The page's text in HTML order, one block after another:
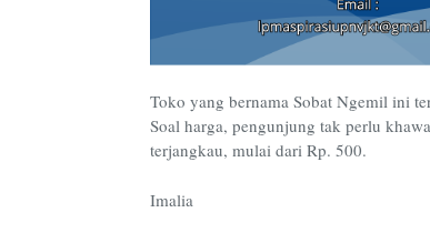
Toko yang bernama Sobat Ngemil ini
Soal harga, pengunjung tak perlu
terjangkau, mulai dari Rp. 500.
Imalia